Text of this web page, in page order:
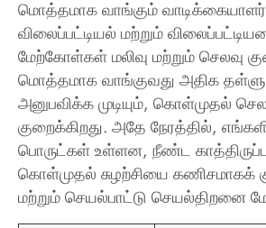
மொத்தமாக வாங்கும்
விலைப்பட்டியல் மற்றும்
மேற்கோள்கள் மலிவு மற்றும் செலவு
மொத்தமாக வாங்குவது அதிக
அனுபவிக்க முடியும், கொள்முதல்
குறைக்கிறது. அதே நேரத்தில்,
பொருட்கள் உள்ளன, நீண்ட
கொள்முதல் சுழற்சியை கணிசமாகக்
மற்றும் செயல்பாட்டு செயல்திறனை